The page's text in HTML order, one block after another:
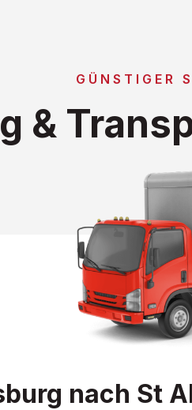
GÜNSTIGER
&
nach St